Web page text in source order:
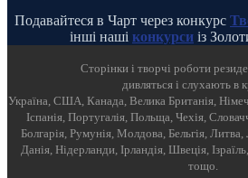
Подавайтеся в Чарт через конкурс
інші наші конкурси із
Cторінки і творчі роботи
дивляться і слухають в
Україна, США, Канада, Велика Британія,
Іспанія, Португалія, Польща, Чехія,
Болгарія, Румунія, Молдова, Бельгія, Литва,
Данія, Нідерланди, Ірландія, Швеція,
тощо.